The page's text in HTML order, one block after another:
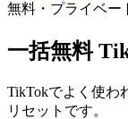
無料・プライベー
一括無料
TikTokでよく使わ
リセットです。